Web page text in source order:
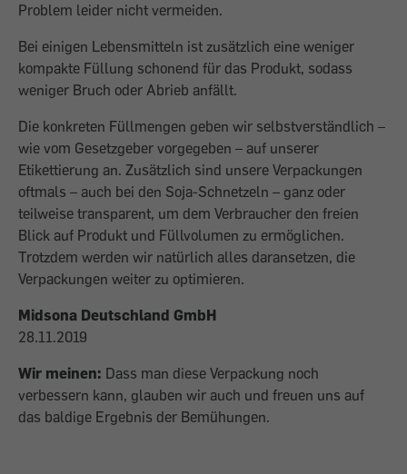
Problem leider nicht vermeiden.
Bei einigen Lebensmitteln ist zusätzlich eine weniger
kompakte Füllung schonend für das Produkt, sodass
weniger Bruch oder Abrieb anfällt.
Die konkreten Füllmengen geben wir selbstverständlich –
wie vom Gesetzgeber vorgegeben – auf unserer
Etikettierung an. Zusätzlich sind unsere Verpackungen
oftmals – auch bei den Soja-Schnetzeln – ganz oder
teilweise transparent, um dem Verbraucher den freien
Blick auf Produkt und Füllvolumen zu ermöglichen.
Trotzdem werden wir natürlich alles daransetzen, die
Verpackungen weiter zu optimieren.
Midsona Deutschland GmbH
28.11.2019
Wir meinen: Dass man diese Verpackung noch
verbessern kann, glauben wir auch und freuen uns auf
das baldige Ergebnis der Bemühungen.